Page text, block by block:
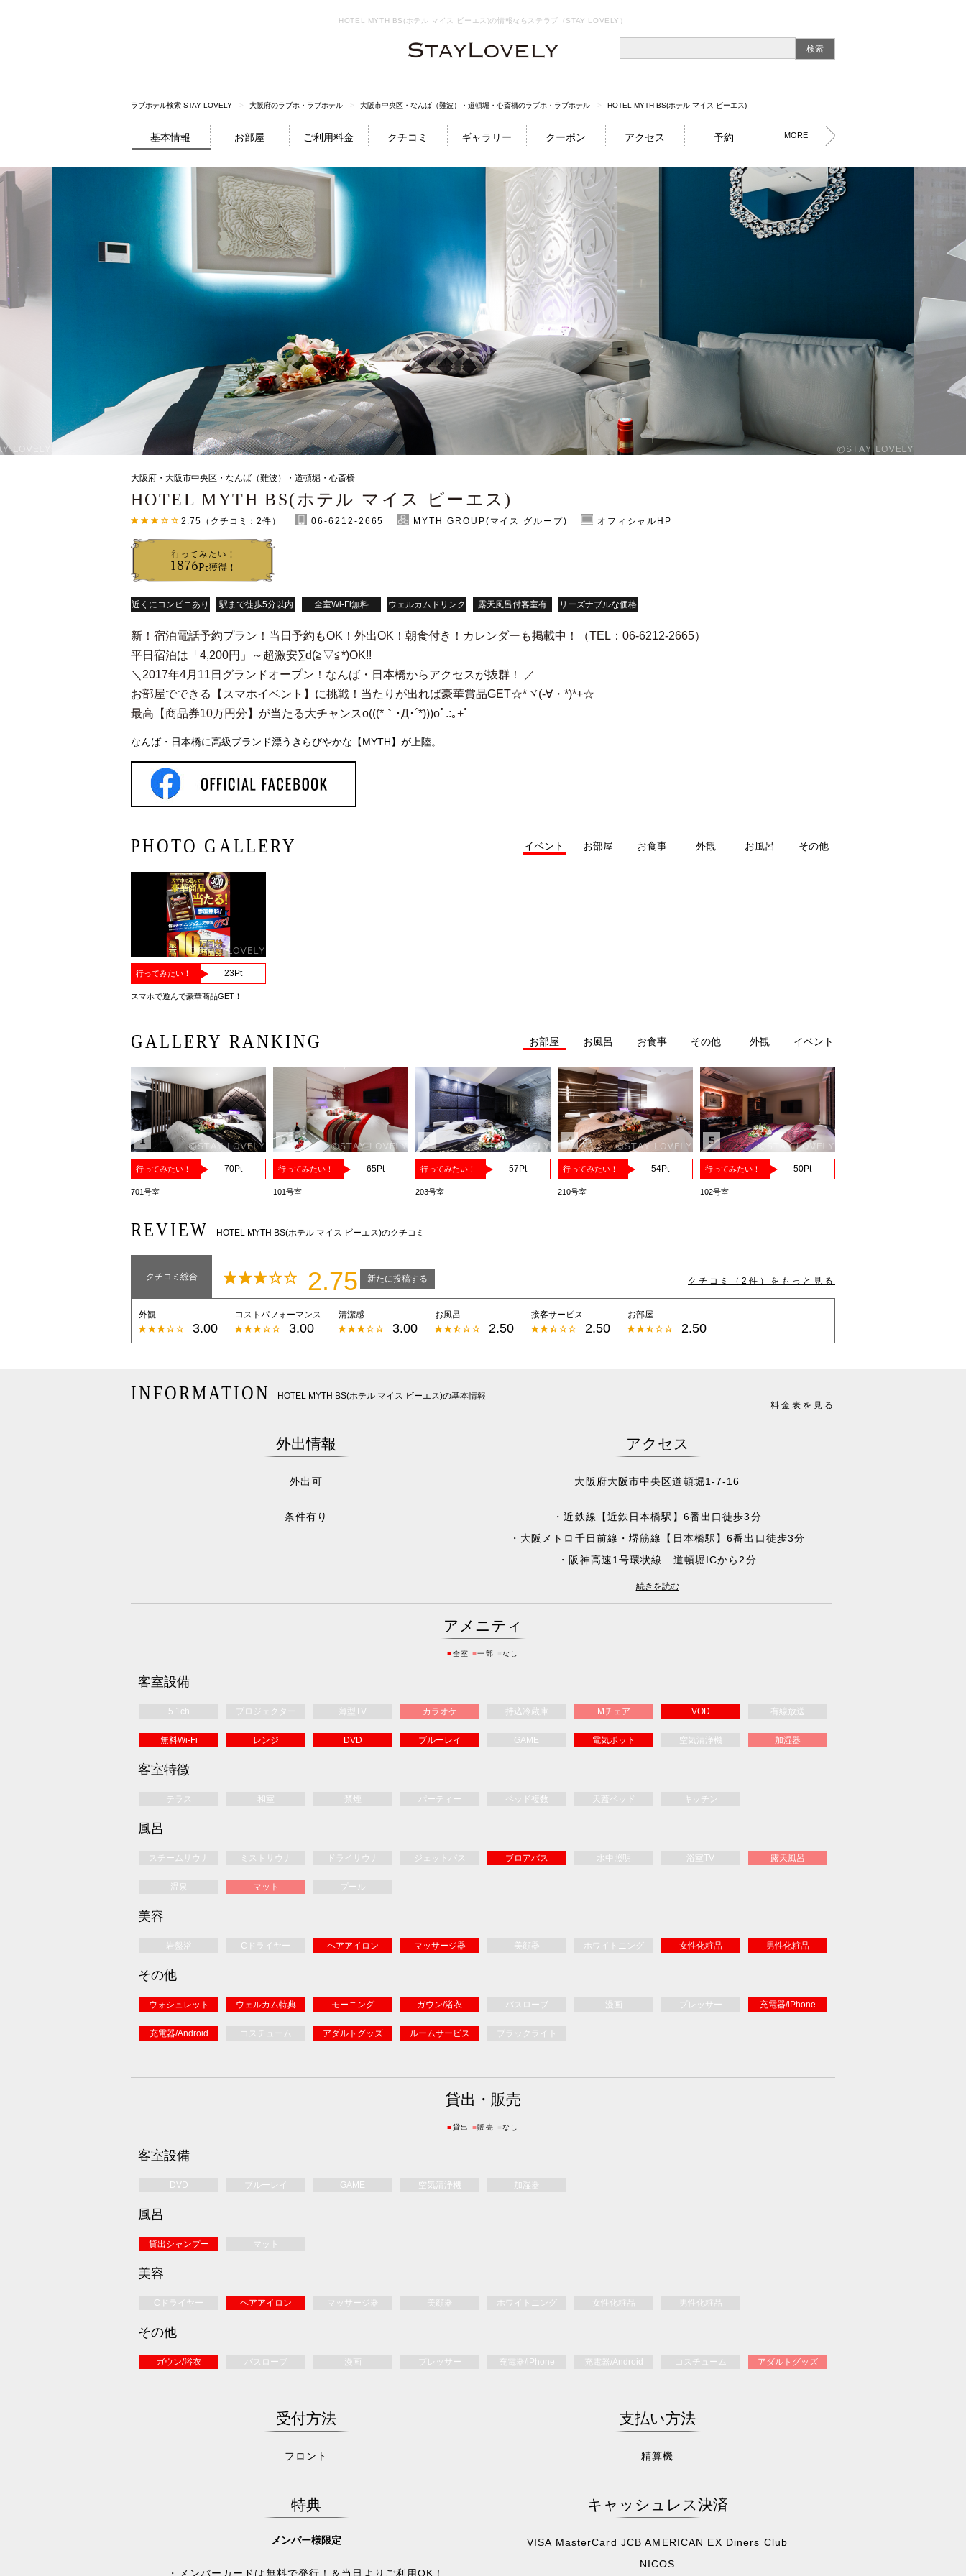
HOTEL MYTH BS(ホテル マイス ビーエス)の情報ならステラブ（STAY LOVELY）
ラブホテル検索 STAY LOVELY 大阪府のラブホ・ラブホテル 大阪市中央区・なんば（難波）・道頓堀・心斎橋のラブホ・ラブホテル HOTEL MYTH BS(ホテル マイス ビーエス)
基本情報 お部屋 ご利用料金 クチコミ ギャラリー クーポン アクセス 予約 イベント
MORE
大阪府・大阪市中央区・なんば（難波）・道頓堀・心斎橋
HOTEL MYTH BS(ホテル マイス ビーエス)
2.75 （クチコミ：2件） 06-6212-2665 MYTH GROUP(マイス グループ) オフィシャルHP
行ってみたい！
1876Pt獲得！
近くにコンビニあり 駅まで徒歩5分以内 全室Wi-Fi無料 ウェルカムドリンク 露天風呂付客室有 リーズナブルな価格
新！宿泊電話予約プラン！当日予約もOK！外出OK！朝食付き！カレンダーも掲載中！（TEL：06-6212-2665）
平日宿泊は「4,200円」～超激安∑d(≧▽≦*)OK!!
＼2017年4月11日グランドオープン！なんば・日本橋からアクセスが抜群！ ／
お部屋でできる【スマホイベント】に挑戦！当たりが出れば豪華賞品GET☆*ヾ(-∀・*)*+☆
最高【商品券10万円分】が当たる大チャンスo(((*｀･Д･´*)))oﾟ.:｡+ﾟ
なんば・日本橋に高級ブランド漂うきらびやかな【MYTH】が上陸。
PHOTO GALLERY イベント お部屋 お食事 外観 お風呂 その他
行ってみたい！ 23Pt
スマホで遊んで豪華商品GET！
GALLERY RANKING お部屋 お風呂 お食事 その他 外観 イベント
行ってみたい！ 70Pt
701号室
行ってみたい！ 65Pt
101号室
行ってみたい！ 57 Pt
203号室
行ってみたい！ 54Pt
210号室
行ってみたい！ 50Pt
102号室
REVIEW HOTEL MYTH BS(ホテル マイス ビーエス)のクチコミ
クチコミ総合 2.75 新たに投稿する クチコミ（ 2 件）をもっと見る
外観
3.00
コストパフォーマンス
3.00
清潔感
3.00
お風呂
2.50
接客サービス
2.50
お部屋
2.50
INFORMATION
HOTEL MYTH BS(ホテル マイス ビーエス)の基本情報
料金表を見る
外出情報
外出可
条件有り
アクセス
大阪府大阪市中央区道頓堀1-7-16
・近鉄線【近鉄日本橋駅】6番出口徒歩3分
・大阪メトロ千日前線・堺筋線【日本橋駅】6番出口徒歩3分
・阪神高速1号環状線 道頓堀ICから2分
・阪神高速15号堺線 湊町ICから5分
続きを読む
アメニティ
■全室 ■一部 なし
客室設備
5.1ch プロジェクター 薄型TV カラオケ 持込冷蔵庫 Mチェア VOD 有線放送
無料Wi-Fi レンジ DVD ブルーレイ GAME 電気ポット 空気清浄機 加湿器
客室特徴
テラス 和室 禁煙 パーティー ベッド複数 天蓋ベッド キッチン
風呂
スチームサウナ ミストサウナ ドライサウナ ジェットバス ブロアバス 水中照明 浴室TV 露天風呂
温泉 マット プール
美容
岩盤浴 Cドライヤー ヘアアイロン マッサージ器 美顔器 ホワイトニング 女性化粧品 男性化粧品
その他
ウォシュレット ウェルカム特典 モーニング ガウン/浴衣 バスローブ 漫画 プレッサー 充電器/iPhone
充電器/Android コスチューム アダルトグッズ ルームサービス ブラックライト
貸出・販売
■貸出 ■販売 なし
客室設備
DVD ブルーレイ GAME 空気清浄機 加湿器
風呂
貸出シャンプー マット
美容
Cドライヤー ヘアアイロン マッサージ器 美顔器 ホワイトニング 女性化粧品 男性化粧品
その他
ガウン/浴衣 バスローブ 漫画 プレッサー 充電器/iPhone 充電器/Android コスチューム アダルトグッズ
受付方法
フロント
支払い方法
精算機
特典
メンバー様限定
・メンバーカードは無料で発行！＆当日よりご利用OK！
キャッシュレス決済
VISA MasterCard JCB AMERICAN EX Diners Club
NICOS